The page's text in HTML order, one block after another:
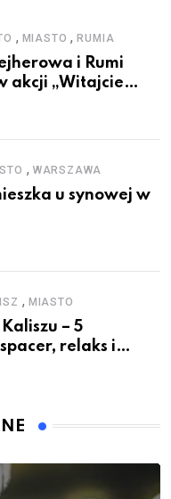
, MIASTO ,RUMIA
i Rumi
akcji „Witajcie
, WARSZAWA
u synowej w
, MIASTO
– 5
relaks i